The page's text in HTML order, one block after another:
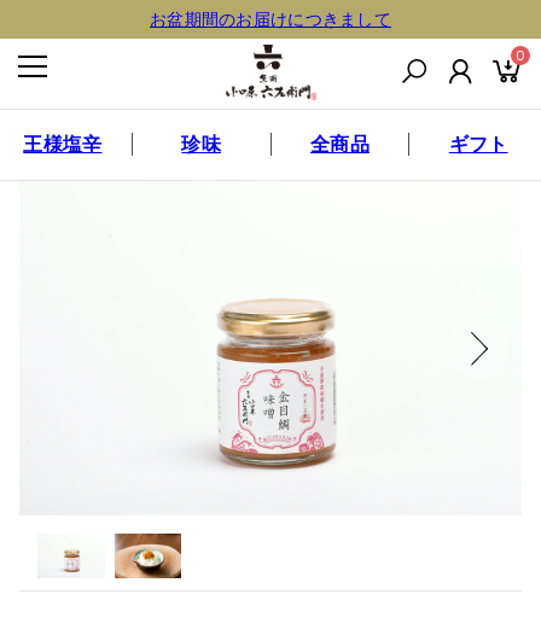
お盆期間のお届けにつきまして
0
王様塩辛 珍味 全商品 ギフト